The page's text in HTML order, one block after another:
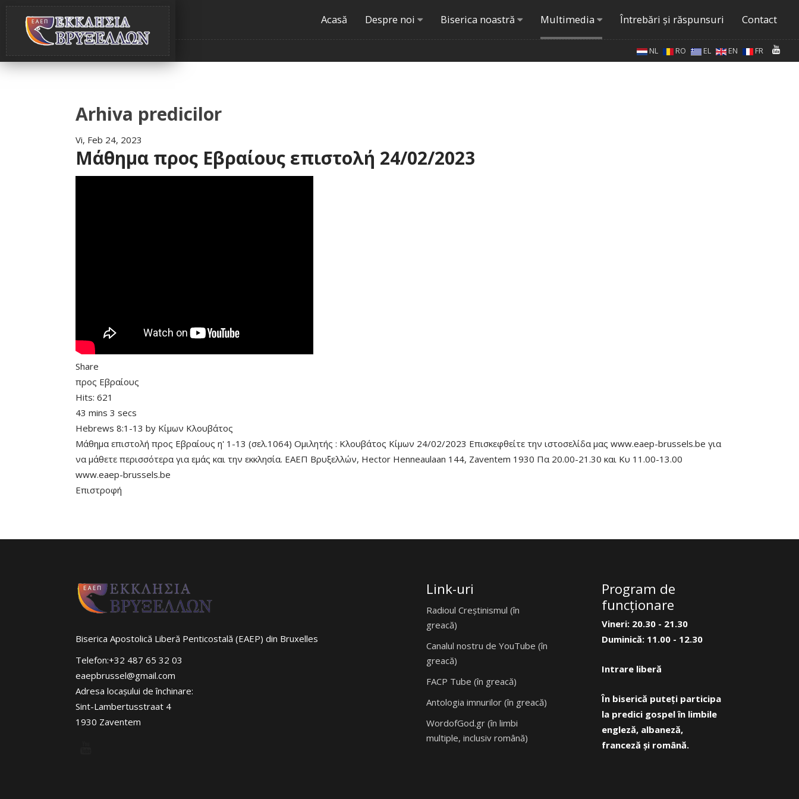
Acasă Despre noi Biserica noastră Multimedia Întrebări şi răspunsuri Contact
NL RO EL EN FR
Arhiva predicilor
Vi, Feb 24, 2023
Μάθημα προς Εβραίους επιστολή 24/02/2023
Share
προς Εβραίους
Hits: 621
43 mins 3 secs
Hebrews 8:1-13 by Κίμων Κλουβάτος
Μάθημα επιστολή προς Εβραίους η' 1-13 (σελ.1064) Ομιλητής : Κλουβάτος Κίμων 24/02/2023 Επισκεφθείτε την ιστοσελίδα μας www.eaep-brussels.be για
να μάθετε περισσότερα για εμάς και την εκκλησία. ΕΑΕΠ Βρυξελλών, Hector Henneaulaan 144, Zaventem 1930 Πα 20.00-21.30 και Κυ 11.00-13.00
www.eaep-brussels.be
Επιστροφή
Biserica Apostolică Liberă Penticostală (EAEP) din Bruxelles
Telefon:+32 487 65 32 03
eaepbrussel@gmail.com
Adresa locaşului de închinare:
Sint-Lambertusstraat 4
1930 Zaventem
Link-uri
Radioul Creștinismul (în
greacă)
Canalul nostru de YouTube (în
greacă)
FACP Tube (în greacă)
Antologia imnurilor (în greacă)
WordofGod.gr (în limbi
multiple, inclusiv română)
Program de
funcţionare
Vineri: 20.30 - 21.30
Duminică: 11.00 - 12.30
Intrare liberă
În biserică puteți participa
la predici gospel în limbile
engleză, albaneză,
franceză și română.